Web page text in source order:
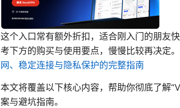
这个入口常有额外折扣，适合刚入门的朋友
考下方的购买与使用要点，慢慢比较再决定。
网、稳定连接与隐私保护的完整指南
本文将覆盖以下核心内容，帮助你彻底了解
案与避坑指南。